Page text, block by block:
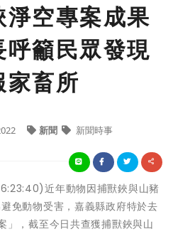
空專案成果
籲民眾發現
家畜所
新聞 新聞時事
近年動物因捕獸鋏與山豬
免動物受害，嘉義縣政府特於去
」，截至今日共查獲捕獸鋏與山